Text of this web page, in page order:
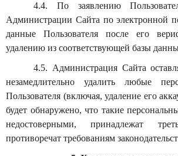
4.4. По заявлению
Администрации Сайта по электронной
данные Пользователя после его
удалению из соответствующей базы
4.5. Администрация Сайта
незамедлительно удалить любые
Пользователя (включая, удаление его
будет обнаружено, что такие
недостоверными, принадлежат
противоречат требованиям